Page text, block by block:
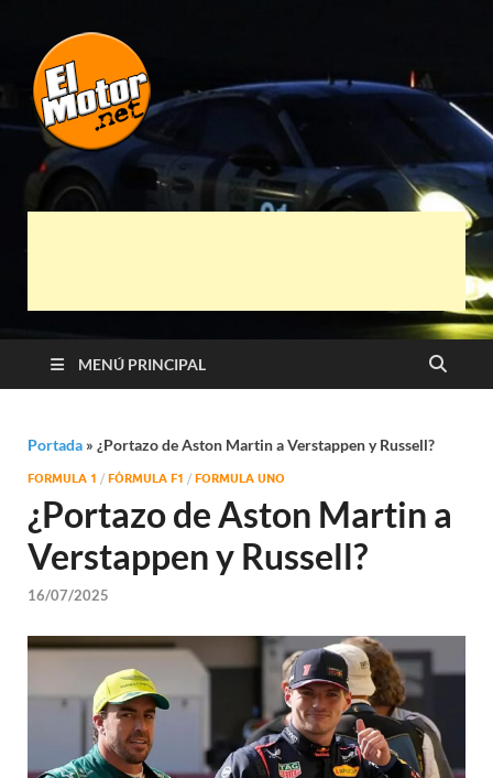
El Motor punto
Net
Automóviles
MENÚ PRINCIPAL
Portada » ¿Portazo de Aston Martin a Verstappen y Russell?
FORMULA 1 / FÓRMULA F1 / FORMULA UNO
¿Portazo de Aston Martin a
Verstappen y Russell?
16/07/2025